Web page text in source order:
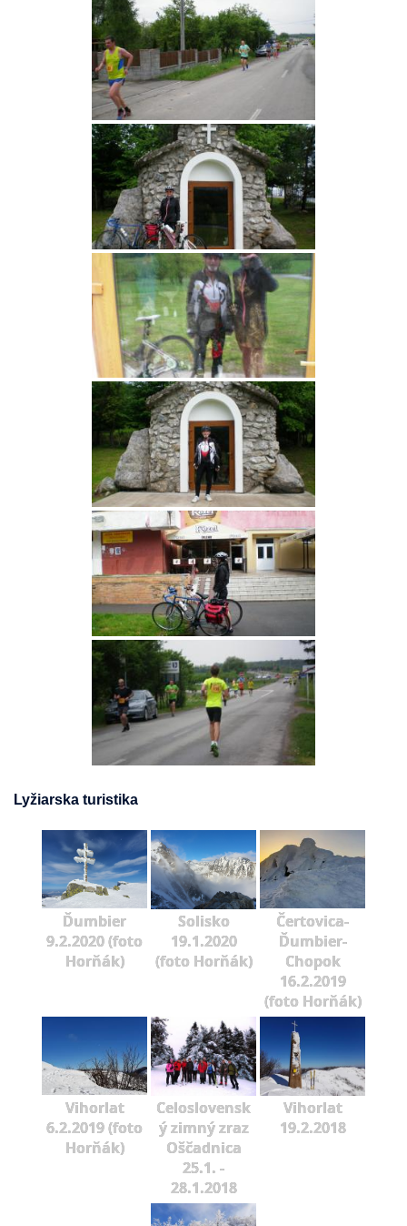
Lyžiarska turistika
Ďumbier
9.2.2020 (foto
Horňák)
Solisko
19.1.2020
(foto Horňák)
Čertovica-
Ďumbier-
Chopok
16.2.2019
(foto Horňák)
Vihorlat
6.2.2019 (foto
Horňák)
Celoslovensk
ý zimný zraz
Oščadnica
25.1. -
28.1.2018
Vihorlat
19.2.2018